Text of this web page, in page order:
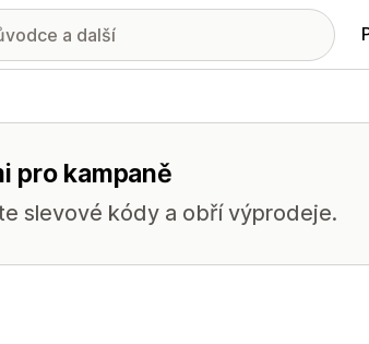
pro kampaně
slevové kódy a obří výprodeje.